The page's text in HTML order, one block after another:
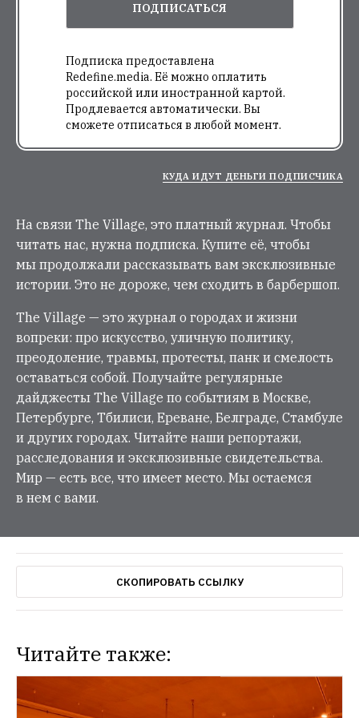
ПОДПИСАТЬСЯ
Подписка предоставлена
Redefine.media. Её можно оплатить
российской или иностранной картой.
Продлевается автоматически. Вы
сможете отписаться в любой момент.
КУДА ИДУТ ДЕНЬГИ ПОДПИСЧИКА
На связи The Village, это платный журнал. Чтобы
читать нас, нужна подписка. Купите её, чтобы
мы продолжали рассказывать вам эксклюзивные
истории. Это не дороже, чем сходить в барбершоп.
The Village — это журнал о городах и жизни
вопреки: про искусство, уличную политику,
преодоление, травмы, протесты, панк и смелость
оставаться собой. Получайте регулярные
дайджесты The Village по событиям в Москве,
Петербурге, Тбилиси, Ереване, Белграде, Стамбуле
и других городах. Читайте наши репортажи,
расследования и эксклюзивные свидетельства.
Мир — есть все, что имеет место. Мы остаемся
в нем с вами.
СКОПИРОВАТЬ ССЫЛКУ
Читайте также: